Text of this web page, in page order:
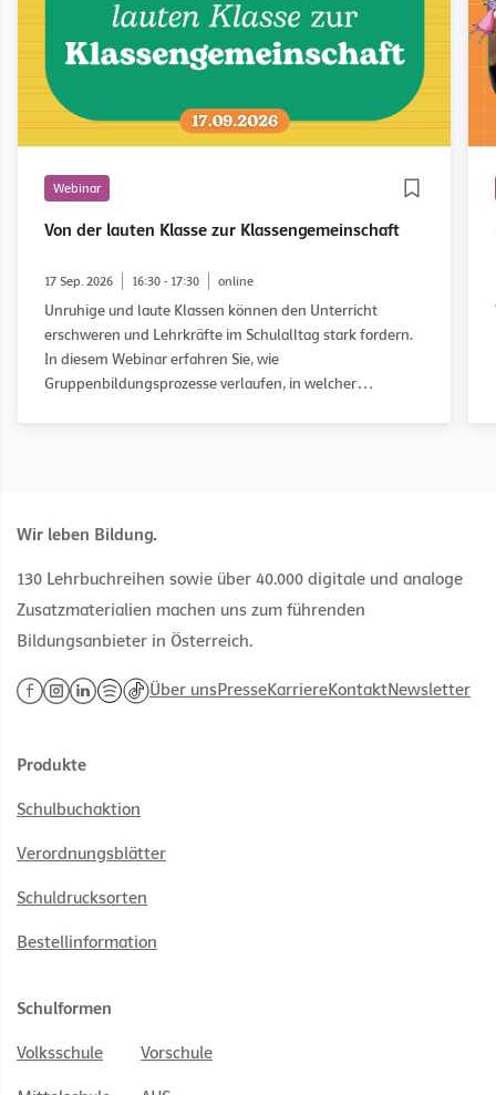
Webinar
Von der lauten Klasse zur Klassengemeinschaft
17 Sep. 2026 16:30 - 17:30 online
Unruhige und laute Klassen können den Unterricht
erschweren und Lehrkräfte im Schulalltag stark fordern.
In diesem Webinar erfahren Sie, wie
Gruppenbildungsprozesse verlaufen, in welcher
Anregungen für Ihren Unterricht.
Wir leben Bildung.
130 Lehrbuchreihen sowie über 40.000 digitale und analoge
Zusatzmaterialien machen uns zum führenden
Bildungsanbieter in Österreich.
Über unsPresseKarriereKontaktNewsletter
Produkte
Schulbuchaktion
Verordnungsblätter
Schuldrucksorten
Bestellinformation
Schulformen
Volksschule Vorschule